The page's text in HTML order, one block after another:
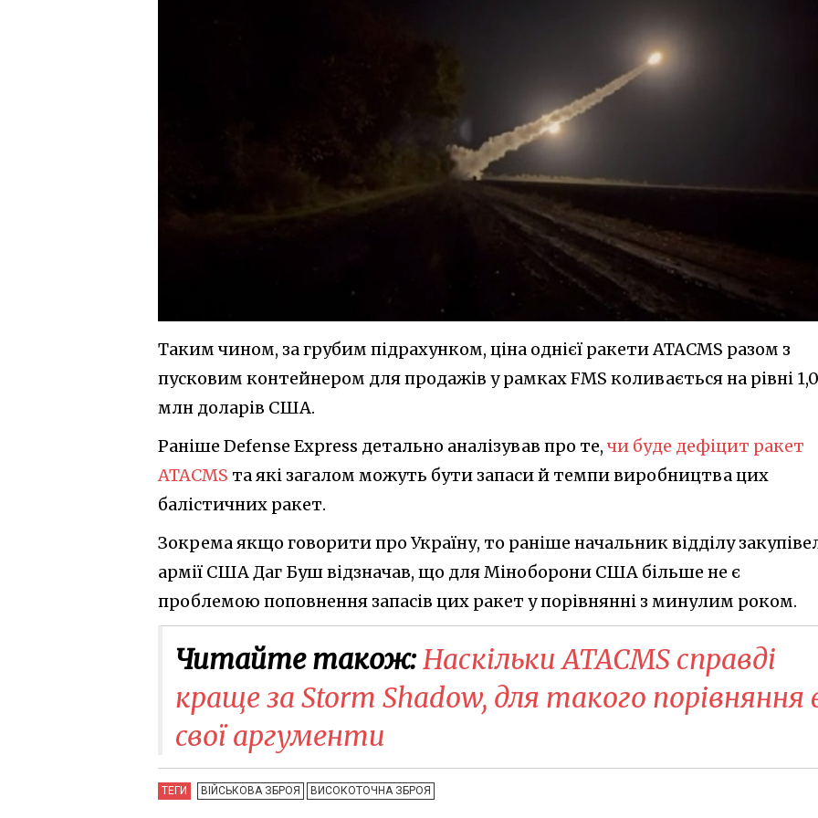
Таким чином, за грубим підрахунком, ціна однієї ракети ATACMS разом з
пусковим контейнером для продажів у рамках FMS коливається на рівні
млн доларів США.
Раніше Defense Express детально аналізував про те, чи буде дефіцит ракет
ATACMS та які загалом можуть бути запаси й темпи виробництва цих
балістичних ракет.
Зокрема якщо говорити про Україну, то раніше начальник відділу
армії США Даг Буш відзначав, що для Міноборони США більше не є
проблемою поповнення запасів цих ракет у порівнянні з минулим роком.
Читайте також:Наскільки ATACMS справді
краще за Storm Shadow, для такого порівняння
свої аргументи
ТЕГИ ВІЙСЬКОВА ЗБРОЯ ВИСОКОТОЧНА ЗБРОЯ